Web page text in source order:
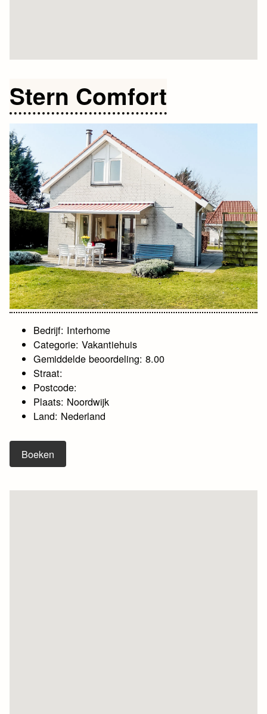
Stern Comfort
Bedrijf: Interhome
Categorie: Vakantiehuis
Gemiddelde beoordeling: 8.00
Straat:
Postcode:
Plaats: Noordwijk
Land: Nederland
Boeken